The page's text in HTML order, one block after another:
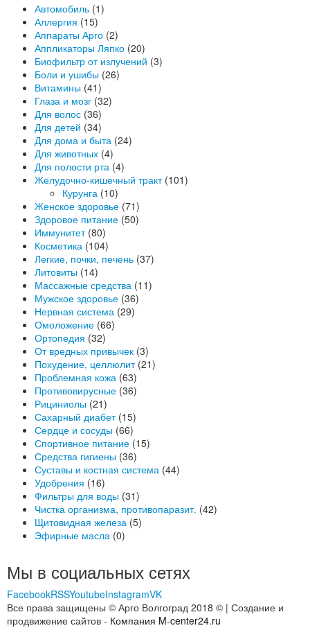
Автомобиль (1)
Аллергия (15)
Аппараты Арго (2)
Аппликаторы Ляпко (20)
Биофильтр от излучений (3)
Боли и ушибы (26)
Витамины (41)
Глаза и мозг (32)
Для волос (36)
Для детей (34)
Для дома и быта (24)
Для животных (4)
Для полости рта (4)
Желудочно-кишечный тракт (101)
Курунга (10)
Женское здоровье (71)
Здоровое питание (50)
Иммунитет (80)
Косметика (104)
Легкие, почки, печень (37)
Литовиты (14)
Массажные средства (11)
Мужское здоровье (36)
Нервная система (29)
Омоложение (66)
Ортопедия (32)
От вредных привычек (3)
Похудение, целлюлит (21)
Проблемная кожа (63)
Противовирусные (36)
Рициниолы (21)
Сахарный диабет (15)
Сердце и сосуды (66)
Спортивное питание (15)
Средства гигиены (36)
Суставы и костная система (44)
Удобрения (16)
Фильтры для воды (31)
Чистка организма, противопаразит. (42)
Щитовидная железа (5)
Эфирные масла (0)
Мы в социальных сетях
FacebookRSSYoutubeInstagramVK
Все права защищены © Арго Волгоград 2018 © | Создание и
продвижение сайтов - Компания M-center24.ru